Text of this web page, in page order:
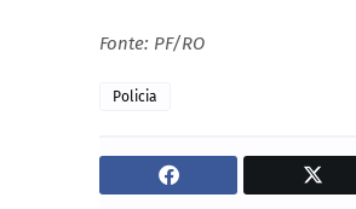
Fonte: PF/RO
Policia